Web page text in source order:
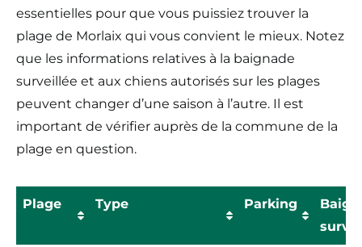
essentielles pour que vous puissiez trouver la
plage de Morlaix qui vous convient le mieux. Notez
que les informations relatives à la baignade
surveillée et aux chiens autorisés sur les plages
peuvent changer d’une saison à l’autre. Il est
important de vérifier auprès de la commune de la
plage en question.
Plage Type Parking